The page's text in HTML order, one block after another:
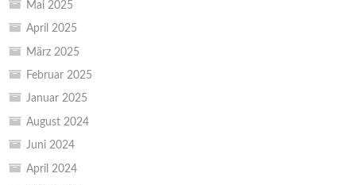
Mai 2025
April 2025
März 2025
Februar 2025
Januar 2025
August 2024
Juni 2024
April 2024